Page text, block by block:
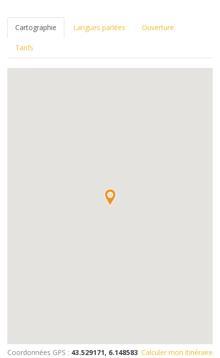
Cartographie Langues parlées Ouverture
Tarifs
Coordonnées GPS : 43.529171, 6.148583 Calculer mon itinéraire